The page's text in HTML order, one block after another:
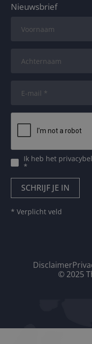
Nieuwsbrief
Ik heb het
*
* Verplicht veld
Disclaimer
© 2025